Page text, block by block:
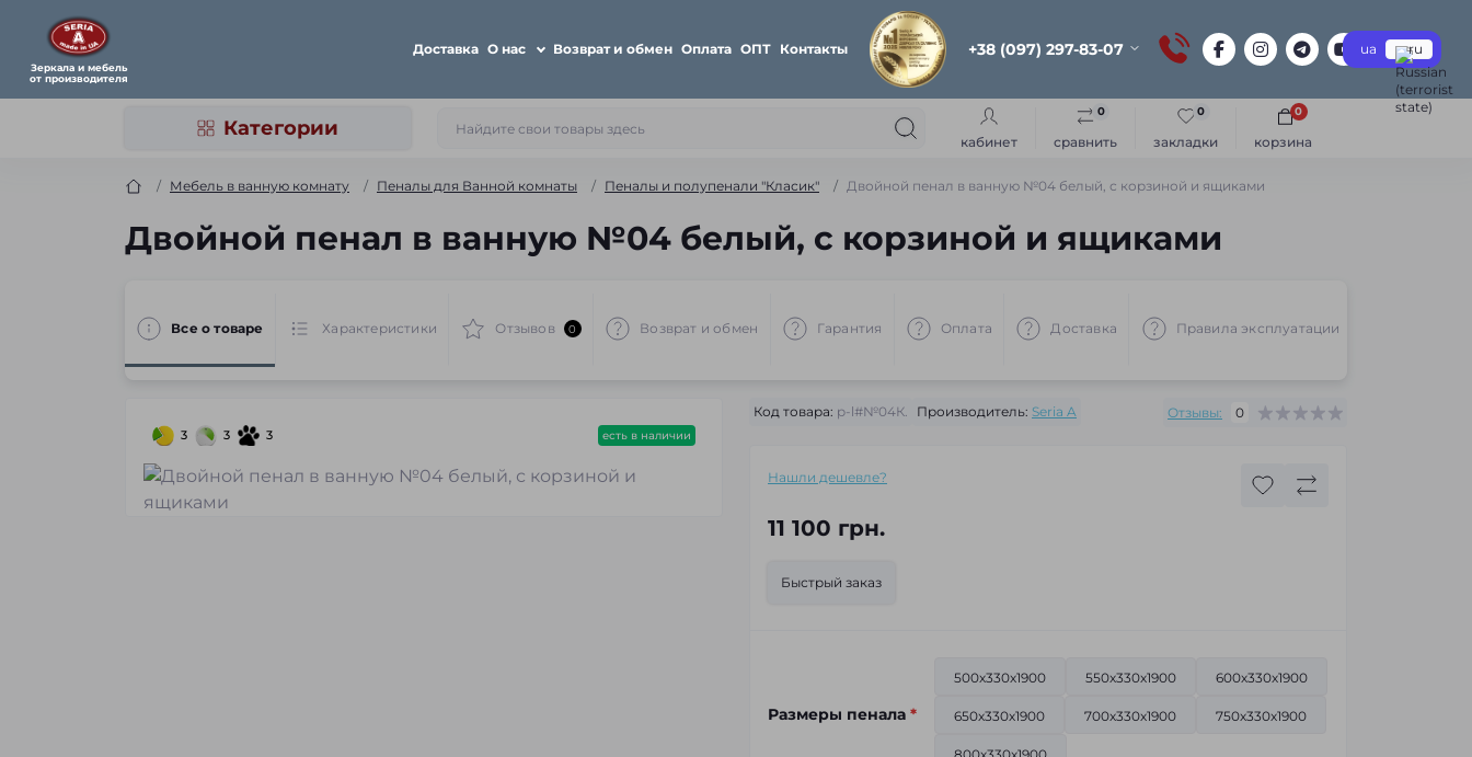
Зеркала и мебель
от производителя
Доставка О нас Возврат и обмен Оплата ОПТ Контакты +38 (097) 297-83-07 ua ru
Категории
кабинет сравнить
0
закладки
0
корзина
0
Мебель в ванную комнату Пеналы для Ванной комнаты Пеналы и полупенали "Класик" Двойной пенал в ванную №04 белый, с корзиной и ящиками
Двойной пенал в ванную №04 белый, с корзиной и ящиками
Все о товаре Характеристики Отзывов 0 Возврат и обмен Гарантия Оплата Доставка Правила эксплуатации
3 3 3 есть в наличии
Код товара: p-l#№04К. Производитель: Seria A Отзывы: 0
Нашли дешевле?
11 100 грн.
Быстрый заказ
Размеры пенала *
500х330х1900 550х330х1900 600х330х1900
650х330х1900 700х330х1900 750х330х1900